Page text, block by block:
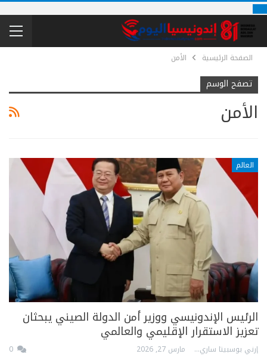
الصفحة الرئيسية الأمن
تصفح الوسم
الأمن
العالم
الرئيس الإندونيسي ووزير أمن الدولة الصيني يبحثان
تعزيز الاستقرار الإقليمي والعالمي
إرني بوسبيتا ساري مارس 27, 2026